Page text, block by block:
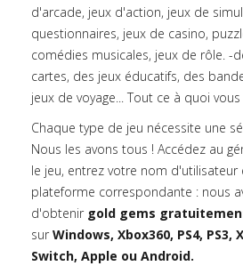
d'arcade, jeux d'action, jeux de
questionnaires, jeux de casino,
comédies musicales, jeux de rôle. -
cartes, des jeux éducatifs, des
jeux de voyage... Tout ce à quoi
Chaque type de jeu nécessite une
Nous les avons tous ! Accédez au
le jeu, entrez votre nom d'utilisateur
plateforme correspondante : nous
d'obtenir gold gems gratuitement
sur Windows, Xbox360, PS4, PS3,
Switch, Apple ou Android.